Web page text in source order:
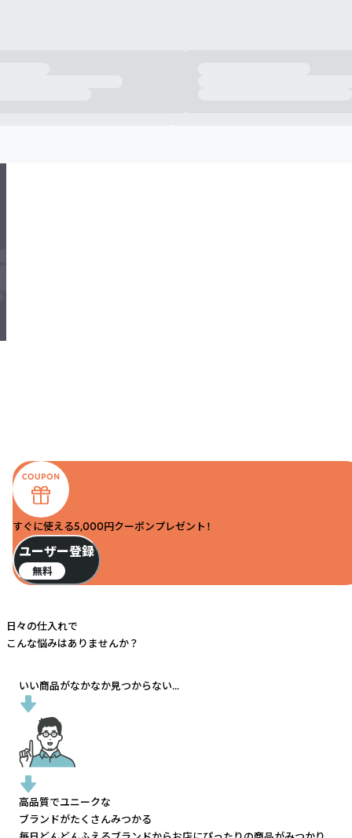
すぐに使える5,000円クーポンプレゼント！
ユーザー登録
無料
日々の仕入れで
こんな悩みはありませんか？
いい商品がなかなか見つからない...
高品質でユニークな
ブランドがたくさんみつかる